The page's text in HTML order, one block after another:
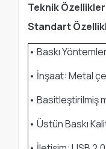
Teknik Özellikler
Standart
• Baskı
• İnşaat: Metal
• Basitleştirilmiş
• Üstün Baskı